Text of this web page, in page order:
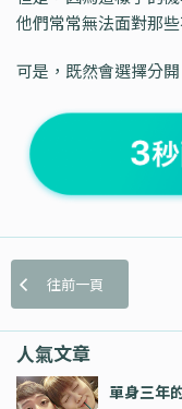
他們常常無法面對那
可是，既然會選擇分
往前一頁
人氣文章
單身三年